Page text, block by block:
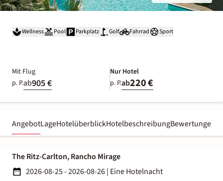
Wellness Pool Parkplatz Golf Fahrrad Sport
Mit Flug
p. P.ab905 €
Nur Hotel
p. P.ab220 €
AngebotLageHotelüberblickHotelbeschreibungBewertungen
The Ritz-Carlton, Rancho Mirage
2026-08-25 - 2026-08-26| Eine Hotelnacht